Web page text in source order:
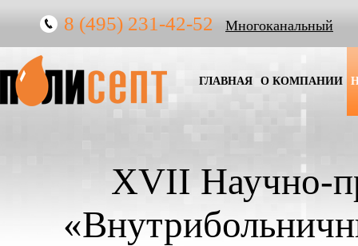
8 (495) 231-42-52 Многоканальный
ГЛАВНАЯ О КОМПАНИИ
XVII Научно-